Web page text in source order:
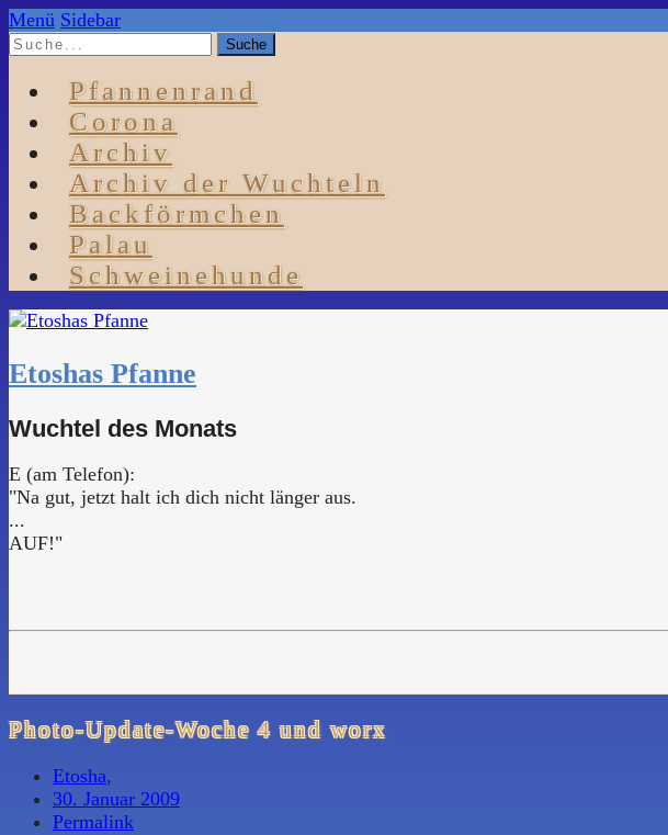
Menü Sidebar
Pfannenrand
Corona
Archiv
Archiv der Wuchteln
Backförmchen
Palau
Schweinehunde
Etoshas Pfanne
Wuchtel des Monats
E (am Telefon):
"Na gut, jetzt halt ich dich nicht länger aus.
...
AUF!"
Photo-Update-Woche 4 und worx
Etosha,
30. Januar 2009
Permalink